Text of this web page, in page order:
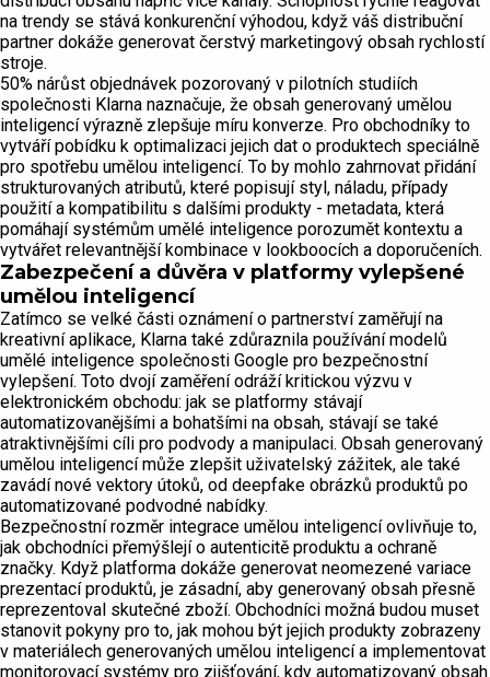
na trendy se stává konkurenční výhodou, když váš distribuční
partner dokáže generovat čerstvý marketingový obsah rychlostí
stroje.
50% nárůst objednávek pozorovaný v pilotních studiích
společnosti Klarna naznačuje, že obsah generovaný umělou
inteligencí výrazně zlepšuje míru konverze. Pro obchodníky to
vytváří pobídku k optimalizaci jejich dat o produktech speciálně
pro spotřebu umělou inteligencí. To by mohlo zahrnovat přidání
strukturovaných atributů, které popisují styl, náladu, případy
použití a kompatibilitu s dalšími produkty - metadata, která
pomáhají systémům umělé inteligence porozumět kontextu a
vytvářet relevantnější kombinace v lookboocích a doporučeních.
Zabezpečení a důvěra v platformy vylepšené
umělou inteligencí
Zatímco se velké části oznámení o partnerství zaměřují na
kreativní aplikace, Klarna také zdůraznila používání modelů
umělé inteligence společnosti Google pro bezpečnostní
vylepšení. Toto dvojí zaměření odráží kritickou výzvu v
elektronickém obchodu: jak se platformy stávají
automatizovanějšími a bohatšími na obsah, stávají se také
atraktivnějšími cíli pro podvody a manipulaci. Obsah generovaný
umělou inteligencí může zlepšit uživatelský zážitek, ale také
zavádí nové vektory útoků, od deepfake obrázků produktů po
automatizované podvodné nabídky.
Bezpečnostní rozměr integrace umělou inteligencí ovlivňuje to,
jak obchodníci přemýšlejí o autenticitě produktu a ochraně
značky. Když platforma dokáže generovat neomezené variace
prezentací produktů, je zásadní, aby generovaný obsah přesně
reprezentoval skutečné zboží. Obchodníci možná budou muset
stanovit pokyny pro to, jak mohou být jejich produkty zobrazeny
v materiálech generovaných umělou inteligencí a implementovat
monitorovací systémy pro zjišťování, kdy automatizovaný obsah